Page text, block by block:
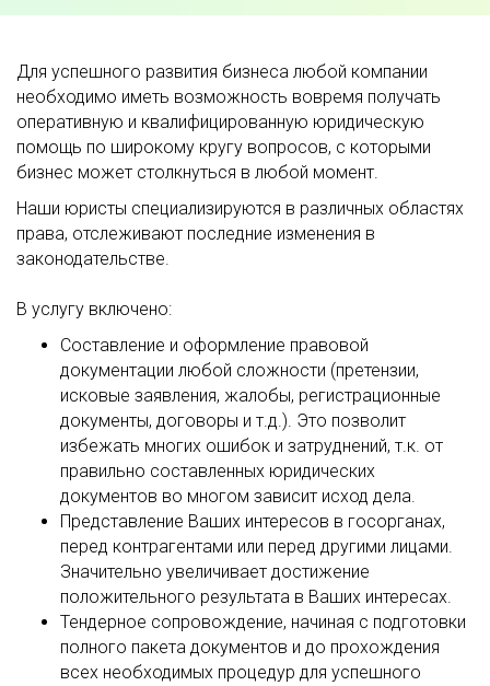
Для успешного развития бизнеса любой компании
необходимо иметь возможность вовремя получать
оперативную и квалифицированную юридическую
помощь по широкому кругу вопросов, с которыми
бизнес может столкнуться в любой момент.
Наши юристы специализируются в различных областях
права, отслеживают последние изменения в
законодательстве.
В услугу включено:
Составление и оформление правовой
документации любой сложности (претензии,
исковые заявления, жалобы, регистрационные
документы, договоры и т.д.). Это позволит
избежать многих ошибок и затруднений, т.к. от
правильно составленных юридических
документов во многом зависит исход дела.
Представление Ваших интересов в госорганах,
перед контрагентами или перед другими лицами.
Значительно увеличивает достижение
положительного результата в Ваших интересах.
Тендерное сопровождение, начиная с подготовки
полного пакета документов и до прохождения
всех необходимых процедур для успешного